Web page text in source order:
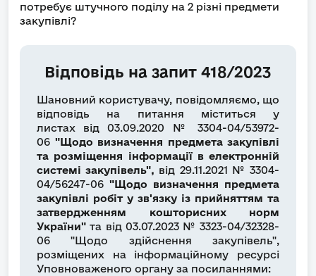
потребує штучного поділу на 2 різні предмети
закупівлі?
Відповідь на запит 418/2023
Шановний користувачу, повідомляємо, що
відповідь на питання міститься у
листах від 03.09.2020 № 3304-04/53972-
06 "Щодо визначення предмета закупівлі
та розміщення інформації в електронній
системі закупівель", від 29.11.2021 № 3304-
04/56247-06 "Щодо визначення предмета
закупівлі робіт у зв'язку із прийняттям та
затвердженням кошторисних норм
України" та від 03.07.2023 № 3323-04/32328-
06 "Щодо здійснення закупівель",
розміщених на інформаційному ресурсі
Уповноваженого органу за посиланнями: